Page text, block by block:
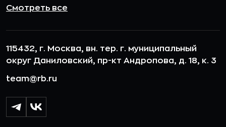
Смотреть все
115432, г. Москва, вн. тер. г. муниципальный
округ Даниловский, пр-кт Андропова, д. 18, к. 3
team@rb.ru